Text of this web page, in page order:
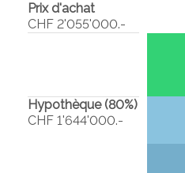
Prix d'achat
CHF 2'055'000.-
Hypothèque (80%)
CHF 1'644'000.-